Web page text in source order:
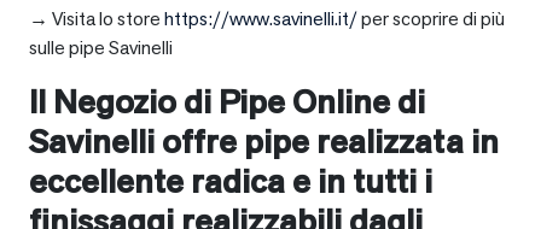
→ Visita lo storehttps://www.savinelli.it/per scoprire di più
sulle pipe Savinelli
Il Negozio di Pipe Online di
Savinelli offre pipe realizzata in
eccellente radica e in tutti i
finissaggi realizzabili dagli